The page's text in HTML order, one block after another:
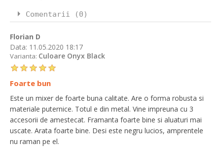
Comentarii (0)
Florian D
Data: 11.05.2020 18:17
Varianta: Culoare Onyx Black
Foarte bun
Este un mixer de foarte buna calitate. Are o forma robusta si
materiale puternice. Totul e din metal. Vine impreuna cu 3
accesorii de amestecat. Framanta foarte bine si aluaturi mai
uscate. Arata foarte bine. Desi este negru lucios, amprentele
nu raman pe el.